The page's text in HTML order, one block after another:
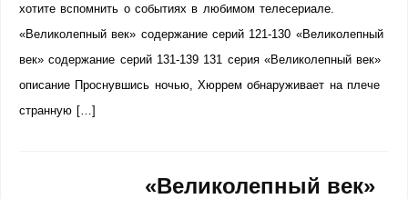
хотите вспомнить о событиях в любимом телесериале.
«Великолепный век» содержание серий 121-130 «Великолепный
век» содержание серий 131-139 131 серия «Великолепный век»
описание Проснувшись ночью, Хюррем обнаруживает на плече
странную […]
«Великолепный век»